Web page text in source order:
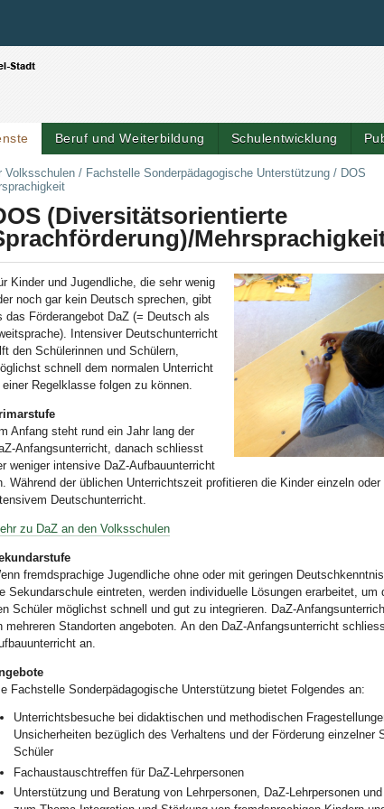
Beruf und Weiterbildung Schulentwicklung
Volksschulen / Fachstelle Sonderpädagogische Unterstützung / DOS
(Diversitätsorientierte
Kinder und Jugendliche, die sehr wenig
noch gar kein Deutsch sprechen, gibt
das Förderangebot DaZ (= Deutsch als
Intensiver Deutschunterricht
den Schülerinnen und Schülern,
schnell dem normalen Unterricht
einer Regelklasse folgen zu können.
Anfang steht rund ein Jahr lang der
Anfangsunterricht, danach schliesst
weniger intensive DaZ-Aufbauunterricht
Während der üblichen Unterrichtszeit profitieren die Kinder einzeln
Deutschunterricht.
zu DaZ an den Volksschulen
fremdsprachige Jugendliche ohne oder mit geringen
Sekundarschule eintreten, werden individuelle Lösungen erarbeitet, um
Schüler möglichst schnell und gut zu integrieren. DaZ-
mehreren Standorten angeboten. An den DaZ-Anfangsunterricht
an.
Fachstelle Sonderpädagogische Unterstützung bietet Folgendes an:
Unterrichtsbesuche bei didaktischen und methodischen
Unsicherheiten bezüglich des Verhaltens und der Förderung einzelner
Schüler
Fachaustauschtreffen für DaZ-Lehrpersonen
Unterstützung und Beratung von Lehrpersonen, DaZ-Lehrpersonen